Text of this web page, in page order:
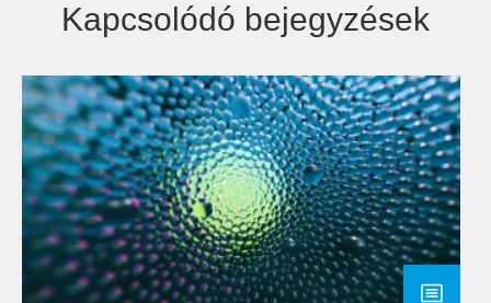
Kapcsolódó bejegyzések